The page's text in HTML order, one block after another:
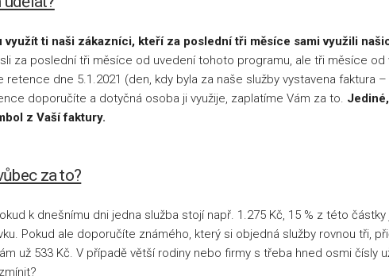
využít ti naši zákazníci, kteří za poslední tři měsíce sami využili
za poslední tři měsíce od uvedení tohoto programu, ale tři měsíce od
retence dne 5.1.2021 (den, kdy byla za naše služby vystavena faktura
doporučíte a dotyčná osoba ji využije, zaplatíme Vám za to.
z Vaší faktury.
za to?
k dnešnímu dni jedna služba stojí např. 1.275 Kč, 15 % z této
Pokud ale doporučíte známého, který si objedná služby rovnou tři,
už 533 Kč. V případě větší rodiny nebo firmy s třeba hned osmi čísly